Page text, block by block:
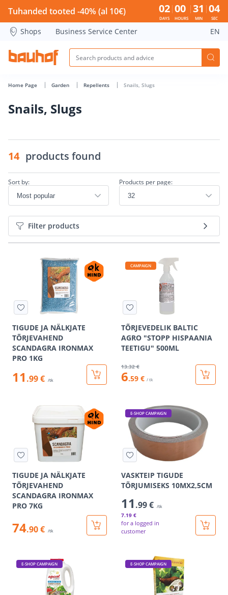
Snails, Slugs - Bauhof has loaded
Tuhanded tooted -40% (al 10€) 02
DAYS
00
HOURS
31
MIN
04
SEC
Shops Business Service Center EN
Home Page Garden Repellents Snails, Slugs
Snails, Slugs
14 products found
Sort by: Products per page:
Filter products
TIGUDE JA NÄLKJATE
TÕRJEVAHEND
SCANDAGRA IRONMAX
PRO 1KG
11 .99 € /tk
CAMPAIGN
TÕRJEVEDELIK BALTIC
AGRO "STOPP HISPAANIA
TEETIGU" 500ML
13.32 €
6.59 € / tk
TIGUDE JA NÄLKJATE
TÕRJEVAHEND
SCANDAGRA IRONMAX
PRO 7KG
74.90 € /tk
E-SHOP CAMPAIGN
VASKTEIP TIGUDE
TÕRJUMISEKS 10MX2,5CM
11 .99 € /tk
7.19 €
for a logged in
customer
E-SHOP CAMPAIGN E-SHOP CAMPAIGN